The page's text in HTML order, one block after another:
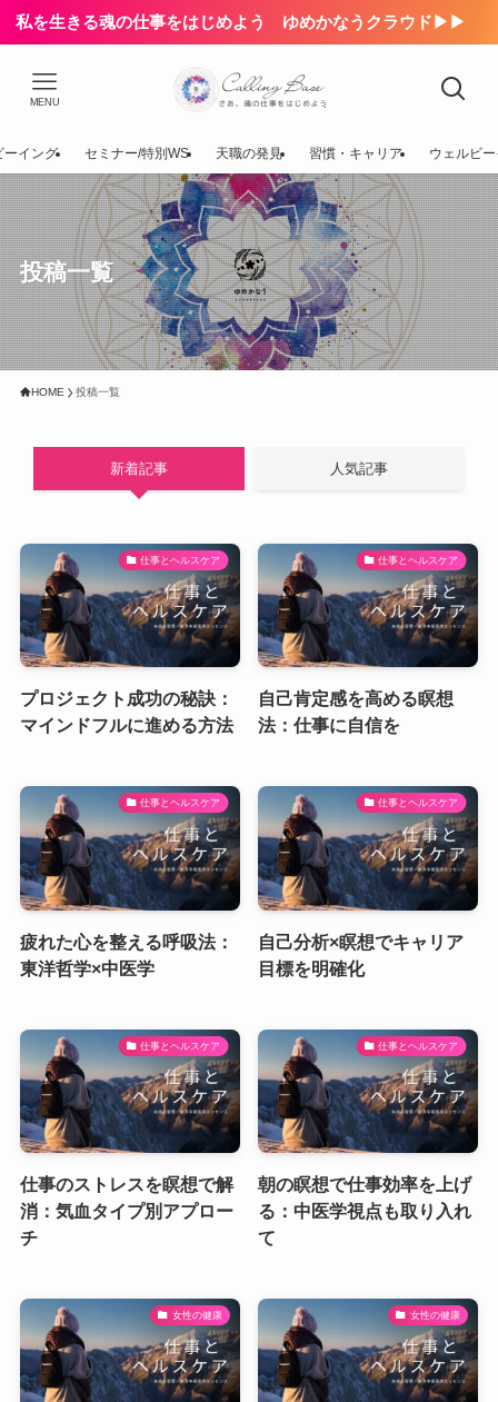
私を生きる魂の仕事をはじめよう ゆめかなうクラウド▶▶
MENU
ーイング セミナー/特別WS 天職の発見 習慣・キャリア ウェルビ
投稿一覧
HOME 投稿一覧
新着記事 人気記事
仕事とヘルスケア
プロジェクト成功の秘訣：
マインドフルに進める方法
仕事とヘルスケア
自己肯定感を高める瞑想
法：仕事に自信を
仕事とヘルスケア
疲れた心を整える呼吸法：
東洋哲学×中医学
仕事とヘルスケア
自己分析×瞑想でキャリア
目標を明確化
仕事とヘルスケア
仕事のストレスを瞑想で解
消：気血タイプ別アプロー
チ
仕事とヘルスケア
朝の瞑想で仕事効率を上げ
る：中医学視点も取り入れ
て
女性の健康 女性の健康